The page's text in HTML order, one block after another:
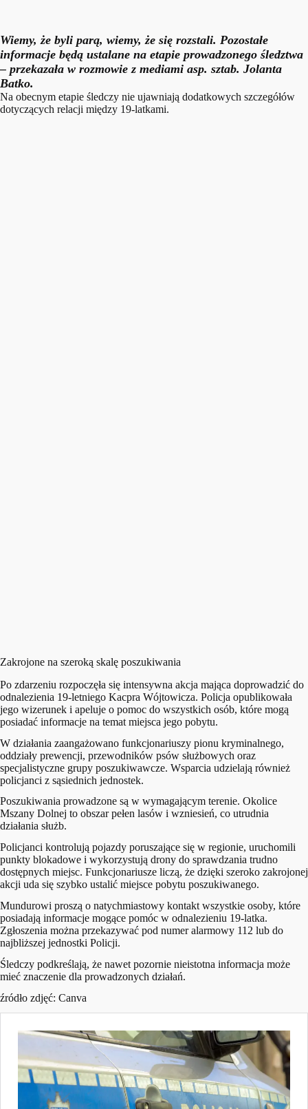
Wiemy, że byli parą, wiemy, że się rozstali. Pozostałe
informacje będą ustalane na etapie prowadzonego śledztwa
– przekazała w rozmowie z mediami asp. sztab. Jolanta
Batko.
Na obecnym etapie śledczy nie ujawniają dodatkowych szczegółów
dotyczących relacji między 19-latkami.
Zakrojone na szeroką skalę poszukiwania
Po zdarzeniu rozpoczęła się intensywna akcja mająca doprowadzić do
odnalezienia 19-letniego Kacpra Wójtowicza. Policja opublikowała
jego wizerunek i apeluje o pomoc do wszystkich osób, które mogą
posiadać informacje na temat miejsca jego pobytu.
W działania zaangażowano funkcjonariuszy pionu kryminalnego,
oddziały prewencji, przewodników psów służbowych oraz
specjalistyczne grupy poszukiwawcze. Wsparcia udzielają również
policjanci z sąsiednich jednostek.
Poszukiwania prowadzone są w wymagającym terenie. Okolice
Mszany Dolnej to obszar pełen lasów i wzniesień, co utrudnia
działania służb.
Policjanci kontrolują pojazdy poruszające się w regionie, uruchomili
punkty blokadowe i wykorzystują drony do sprawdzania trudno
dostępnych miejsc. Funkcjonariusze liczą, że dzięki szeroko zakrojonej
akcji uda się szybko ustalić miejsce pobytu poszukiwanego.
Mundurowi proszą o natychmiastowy kontakt wszystkie osoby, które
posiadają informacje mogące pomóc w odnalezieniu 19-latka.
Zgłoszenia można przekazywać pod numer alarmowy 112 lub do
najbliższej jednostki Policji.
Śledczy podkreślają, że nawet pozornie nieistotna informacja może
mieć znaczenie dla prowadzonych działań.
źródło zdjęć: Canva